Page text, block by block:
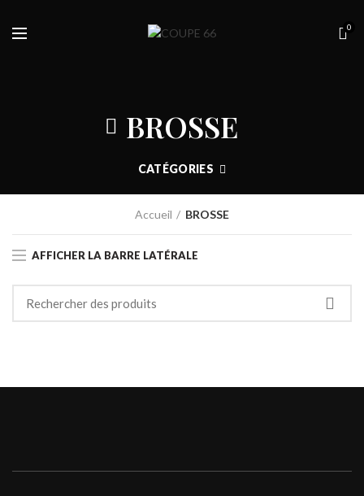
0
BROSSE
CATÉGORIES
Accueil BROSSE
AFFICHER LA BARRE LATÉRALE